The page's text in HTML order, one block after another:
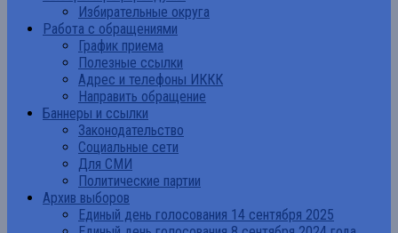
Избирательные округа
Работа с обращениями
График приема
Полезные ссылки
Адрес и телефоны ИККК
Направить обращение
Баннеры и ссылки
Законодательство
Социальные сети
Для СМИ
Политические партии
Архив выборов
Единый день голосования 14 сентября 2025